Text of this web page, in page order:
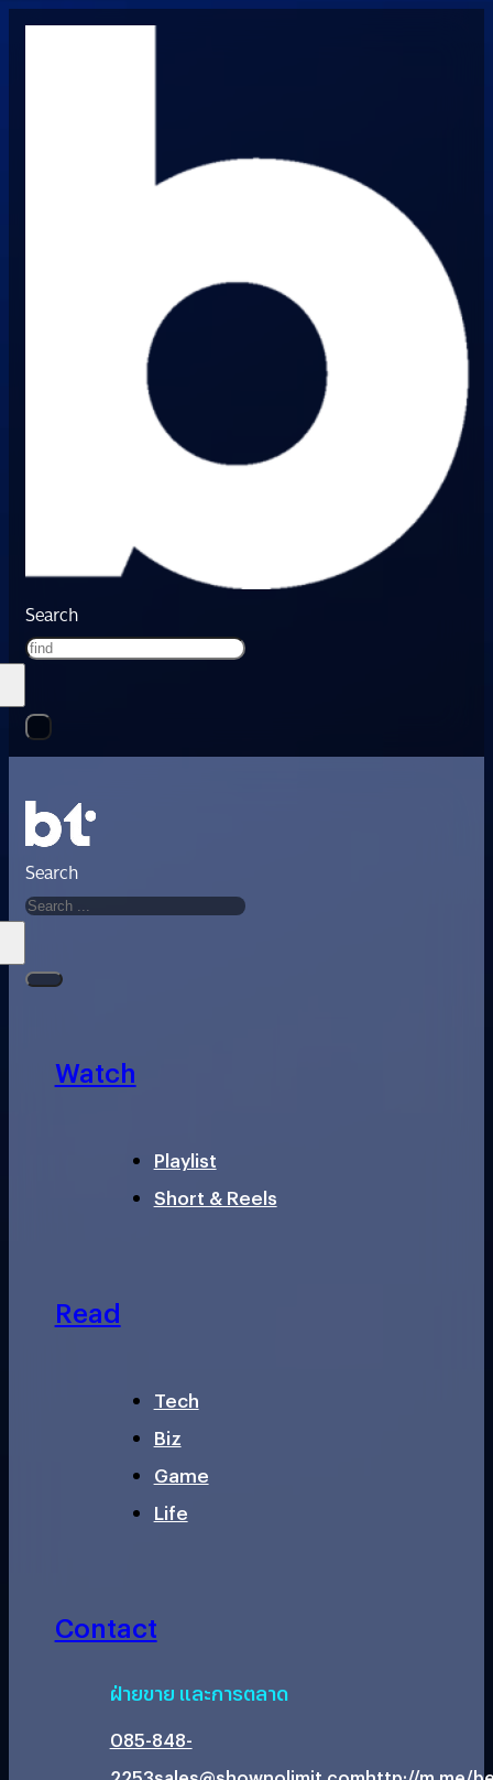
Search
Search
Watch
Playlist
Short & Reels
Read
Tech
Biz
Game
Life
Contact
ฝ่ายขาย และการตลาด
085-848-